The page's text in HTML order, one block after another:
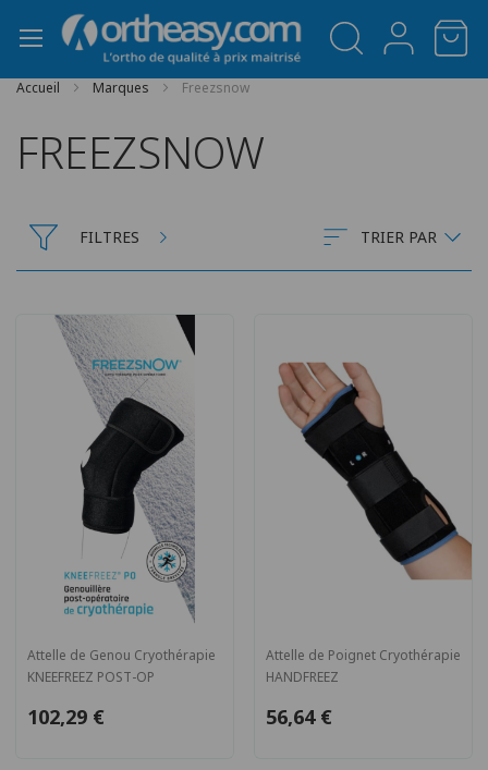
Accueil Marques Freezsnow
FREEZSNOW
FILTRES TRIER PAR
Attelle de Genou Cryothérapie
KNEEFREEZ POST-OP
102,29 €
Attelle de Poignet Cryothérapie
HANDFREEZ
56,64 €
Panneau de gestion des cookies